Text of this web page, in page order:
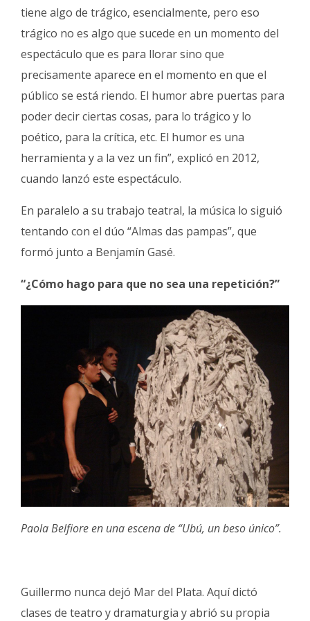
tiene algo de trágico, esencialmente, pero eso
trágico no es algo que sucede en un momento del
espectáculo que es para llorar sino que
precisamente aparece en el momento en que el
público se está riendo. El humor abre puertas para
poder decir ciertas cosas, para lo trágico y lo
poético, para la crítica, etc. El humor es una
herramienta y a la vez un fin”, explicó en 2012,
cuando lanzó este espectáculo.
En paralelo a su trabajo teatral, la música lo siguió
tentando con el dúo “Almas das pampas”, que
formó junto a Benjamín Gasé.
“¿Cómo hago para que no sea una repetición?”
Paola Belfiore en una escena de “Ubú, un beso único”.
Guillermo nunca dejó Mar del Plata. Aquí dictó
clases de teatro y dramaturgia y abrió su propia